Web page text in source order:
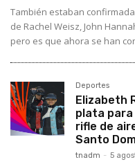
También estaban
de Rachel Weisz, John
pero es que ahora se han
Deportes
Elizabeth
plata para
rifle de
Santo
tnadm - 5